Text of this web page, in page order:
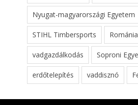
Nyugat-magyarországi Egyetem
STIHL Timbersports Románia
vadgazdálkodás Soproni
erdőtelepítés vaddisznó